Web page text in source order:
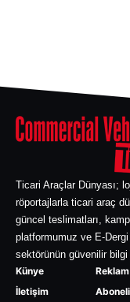
Ticari Araçlar Dünyası;
röportajlarla ticari araç
güncel teslimatları,
platformumuz ve E-
sektörünün güvenilir bilgi
Künye
İletişim
Reklam